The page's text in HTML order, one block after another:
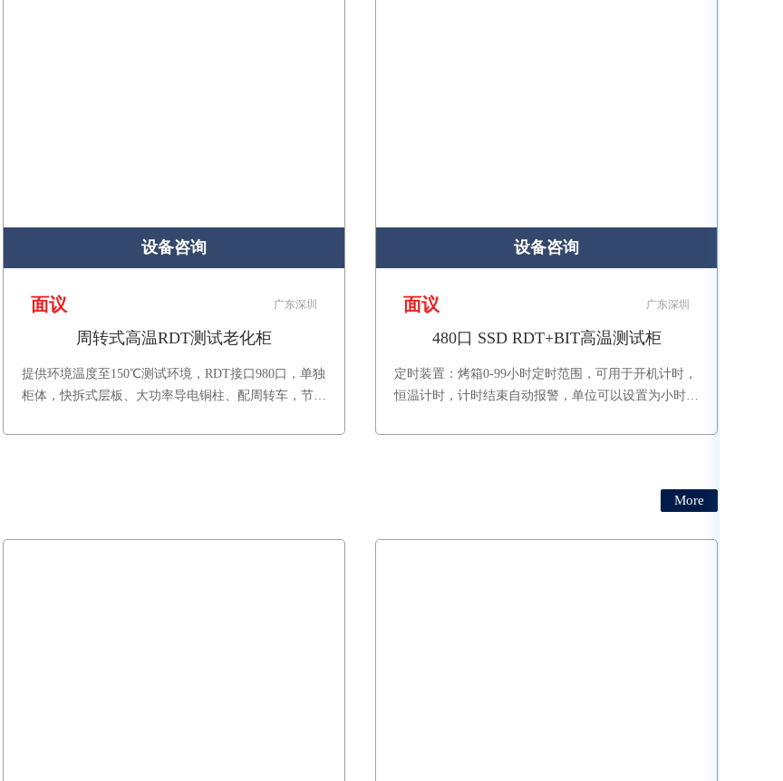
设备咨询
面议 广东深圳
周转式高温RDT测试老化柜
提供环境温度至150℃测试环境，RDT接口980口，单独
柜体，快拆式层板、大功率导电铜柱、配周转车，节约
设备咨询
面议 广东深圳
480口 SSD RDT+BIT高温测试柜
定时装置：烤箱0-99小时定时范围，可用于开机计时，
恒温计时，计时结束自动报警，单位可以设置为小时、
More